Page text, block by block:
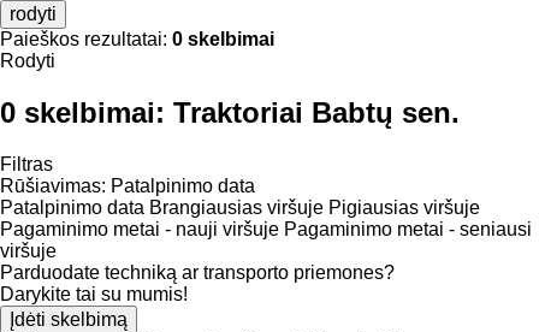
rodyti
Paieškos rezultatai: 0 skelbimai
Rodyti
0 skelbimai: Traktoriai Babtų sen.
Filtras
Rūšiavimas: Patalpinimo data
Patalpinimo data Brangiausias viršuje Pigiausias viršuje
Pagaminimo metai - nauji viršuje Pagaminimo metai - seniausi
viršuje
Parduodate techniką ar transporto priemones?
Darykite tai su mumis!
Įdėti skelbimą